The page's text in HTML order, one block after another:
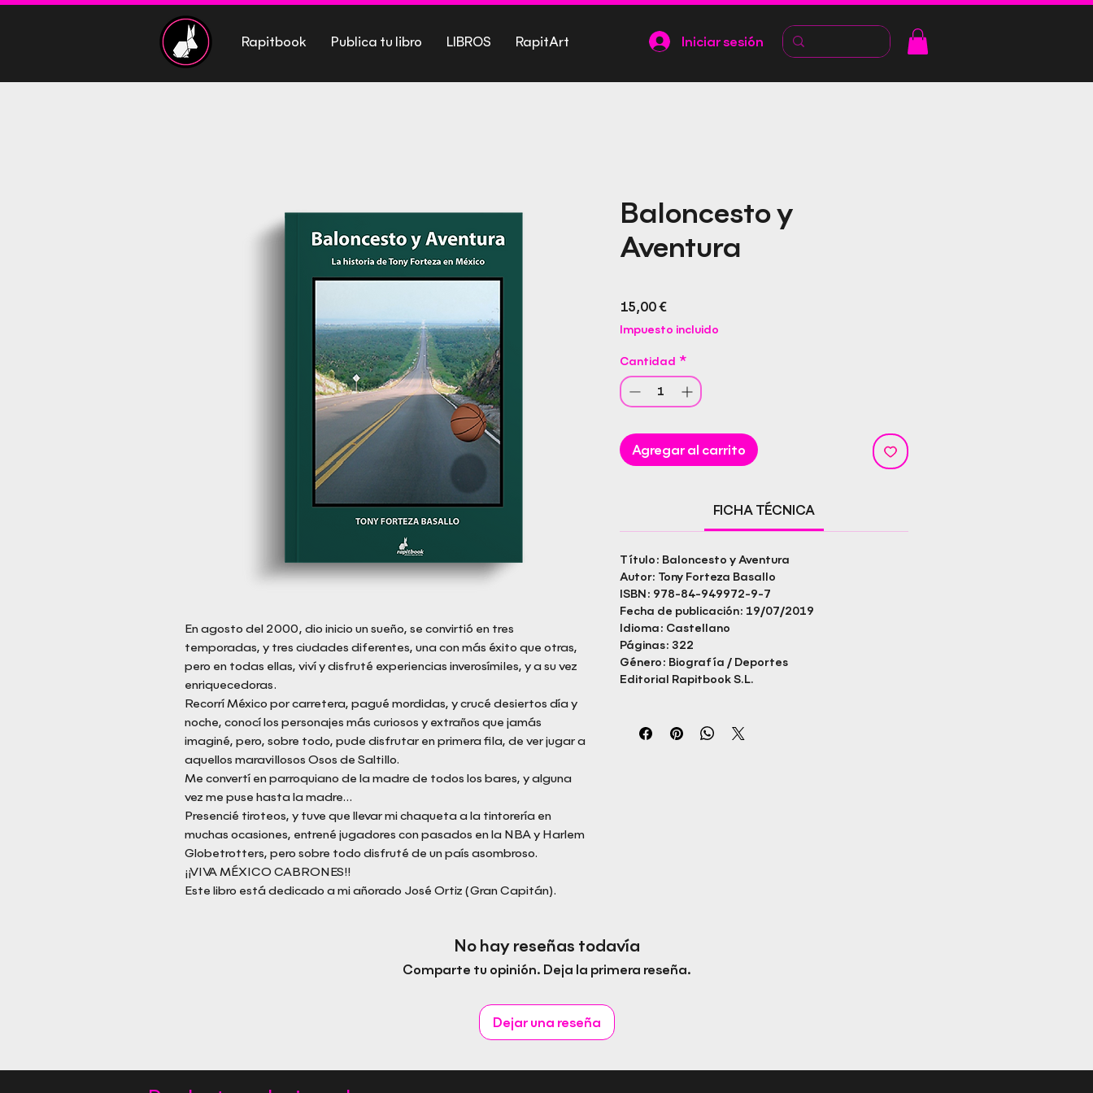
Rapitbook Publica tu libro LIBROS RapitArt Iniciar sesión
En agosto del 2000, dio inicio un sueño, se convirtió en tres
temporadas, y tres ciudades diferentes, una con más éxito que otras,
pero en todas ellas, viví y disfruté experiencias inverosímiles, y a su vez
enriquecedoras.
Recorrí México por carretera, pagué mordidas, y crucé desiertos día y
noche, conocí los personajes más curiosos y extraños que jamás
imaginé, pero, sobre todo, pude disfrutar en primera fila, de ver jugar a
aquellos maravillosos Osos de Saltillo.
Me convertí en parroquiano de la madre de todos los bares, y alguna
vez me puse hasta la madre...
Presencié tiroteos, y tuve que llevar mi chaqueta a la tintorería en
muchas ocasiones, entrené jugadores con pasados en la NBA y Harlem
Globetrotters, pero sobre todo disfruté de un país asombroso.
¡¡VIVA MÉXICO CABRONES!!
Este libro está dedicado a mi añorado José Ortiz (Gran Capitán).
Baloncesto y
Aventura
15,00 €Precio
Impuesto incluido
Cantidad *
Agregar al carrito
FICHA TÉCNICA
Título: Baloncesto y Aventura
Autor: Tony Forteza Basallo
ISBN: 978-84-949972-9-7
Fecha de publicación: 19/07/2019
Idioma: Castellano
Páginas: 322
Género: Biografía / Deportes
Editorial Rapitbook S.L.
No hay reseñas todavía
Comparte tu opinión. Deja la primera reseña.
Dejar una reseña